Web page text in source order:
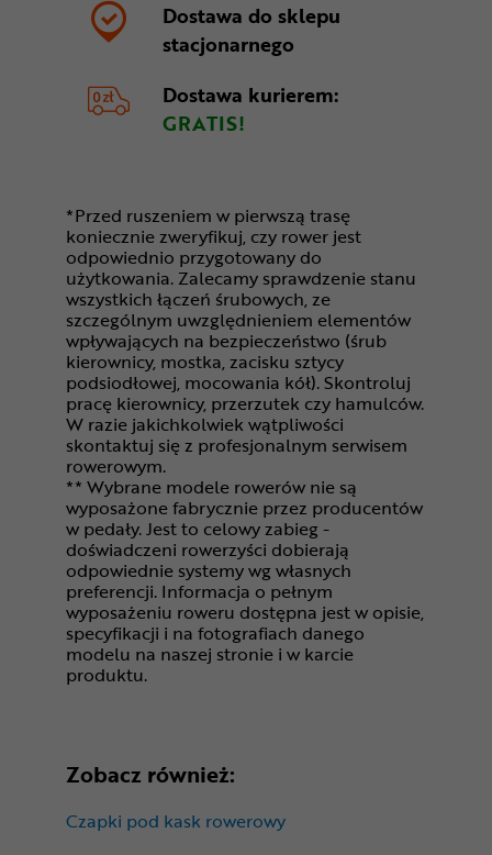
Dostawa do sklepu
stacjonarnego
Dostawa kurierem:
GRATIS!
*Przed ruszeniem w pierwszą trasę
koniecznie zweryfikuj, czy rower jest
odpowiednio przygotowany do
użytkowania. Zalecamy sprawdzenie stanu
wszystkich łączeń śrubowych, ze
szczególnym uwzględnieniem elementów
wpływających na bezpieczeństwo (śrub
kierownicy, mostka, zacisku sztycy
podsiodłowej, mocowania kół). Skontroluj
pracę kierownicy, przerzutek czy hamulców.
W razie jakichkolwiek wątpliwości
skontaktuj się z profesjonalnym serwisem
rowerowym.
** Wybrane modele rowerów nie są
wyposażone fabrycznie przez producentów
w pedały. Jest to celowy zabieg -
doświadczeni rowerzyści dobierają
odpowiednie systemy wg własnych
preferencji. Informacja o pełnym
wyposażeniu roweru dostępna jest w opisie,
specyfikacji i na fotografiach danego
modelu na naszej stronie i w karcie
produktu.
Zobacz również:
Czapki pod kask rowerowy